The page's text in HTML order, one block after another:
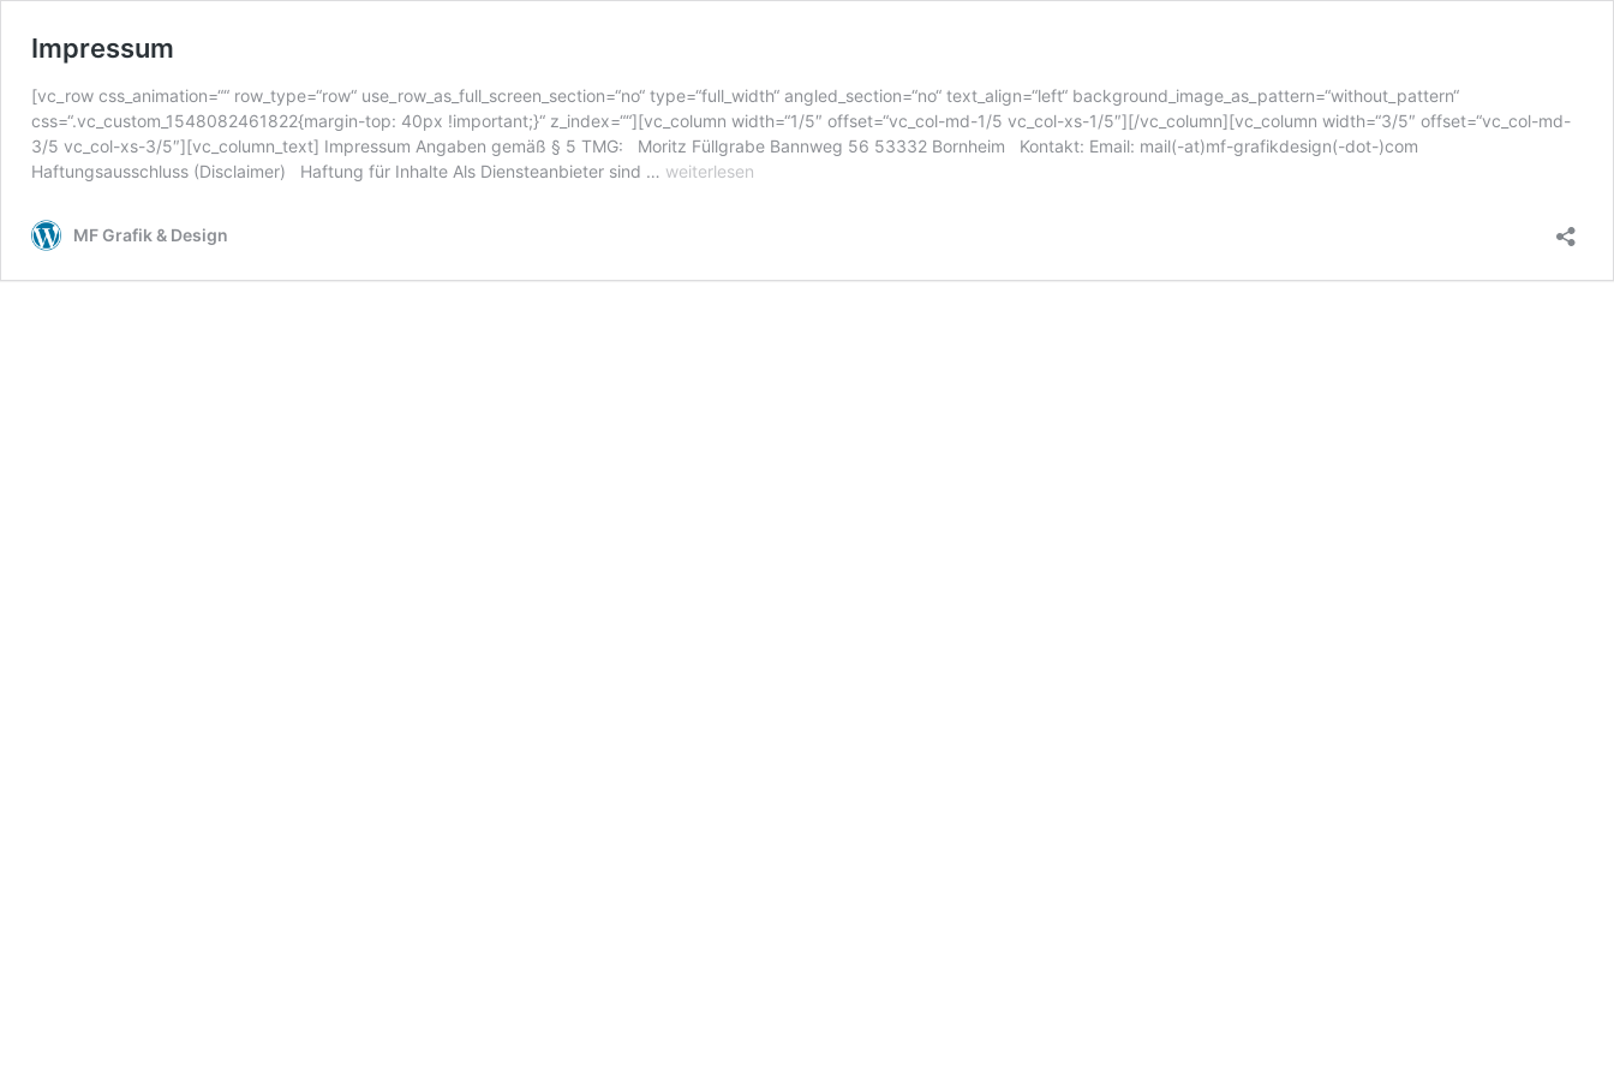
Impressum
[vc_row css_animation=““ row_type=“row“ use_row_as_full_screen_section=“no“ type=“full_width“ angled_section=“no“ text_align=“left“ background_image_as_pattern=“without_pattern“
css=“.vc_custom_1548082461822{margin-top: 40px !important;}“ z_index=““][vc_column width=“1/5″ offset=“vc_col-md-1/5 vc_col-xs-1/5″][/vc_column][vc_column width=“3/5″ offset=“vc_col-md-
3/5 vc_col-xs-3/5″][vc_column_text] Impressum Angaben gemäß § 5 TMG: Moritz Füllgrabe Bannweg 56 53332 Bornheim Kontakt: Email: mail(-at)mf-grafikdesign(-dot-)com
Haftungsausschluss (Disclaimer) Haftung für Inhalte Als Diensteanbieter sind … Impressum
weiterlesen
MF Grafik & Design